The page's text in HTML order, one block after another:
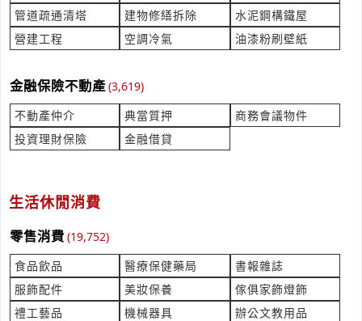
您好，支撐柱 謝謝
產業:景觀花草園藝
來自:水OO程OO股OO限OO 詢價
**@supermax-eng.com.tw
NAS1399C3-03 及05的工具
產業:金屬工具製造代理
***ob_chang@umt-tw.com
P7SA-14F-ND DC24V
產業:自動化設備製造代理
來自:タOOツOOキ 詢價
時間:08/05 15:34
立即報價
***ayashi@takamatsu-e.co.jp
管道疏通清塔
建物修繕拆除
水泥鋼構鐵屋
營建工程
空調冷氣 油漆粉刷壁紙
金融保險不動產(3,619)
不動產仲介
典當質押
商務會議物件
投資理財保險
金融借貸
生活休閒消費
零售消費 (19,752)
食品飲品
醫療保健藥局
書報雜誌
服飾配件
美妝保養
傢俱家飾燈飾
禮工藝品
機械器具
辦公文教用品